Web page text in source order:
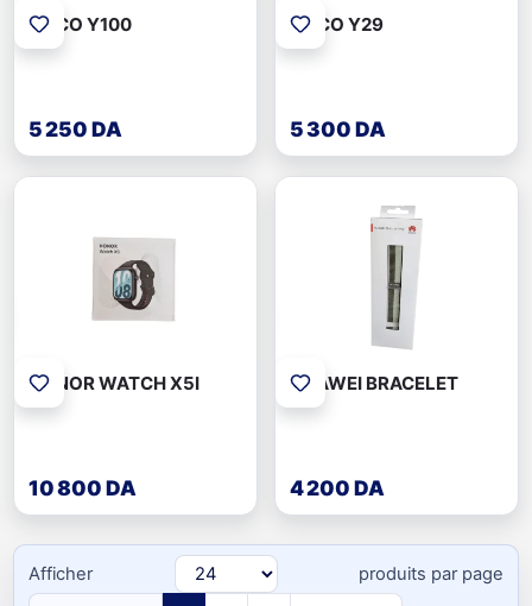
HOCO Y100
5 250 DA
HOCO Y29
5 300 DA
HONOR WATCH X5I
10 800 DA
HUAWEI BRACELET
4 200 DA
Afficher produits par page